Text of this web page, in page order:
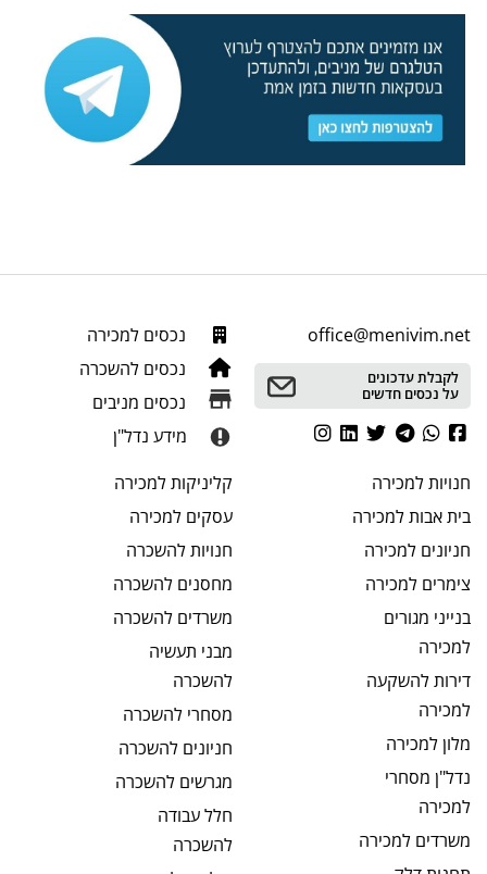
office@menivim.net
לקבלת עדכונים
על נכסים חדשים
נכסים למכירה
נכסים להשכרה
נכסים מניבים
מידע נדל"ן
חנויותלמכירה
בית אבותלמכירה
חניונים למכירה
צימרים למכירה
בנייני מגורים
למכירה
דירות להשקעה
למכירה
מלון למכירה
נדל"ן מסחרי
למכירה
משרדים למכירה
קליניקותלמכירה
עסקים למכירה
חנויותלהשכרה
מחסנים להשכרה
משרדים להשכרה
מבני תעשיה
להשכרה
מסחרי להשכרה
חניונים להשכרה
מגרשים להשכרה
חלל עבודה
להשכרה